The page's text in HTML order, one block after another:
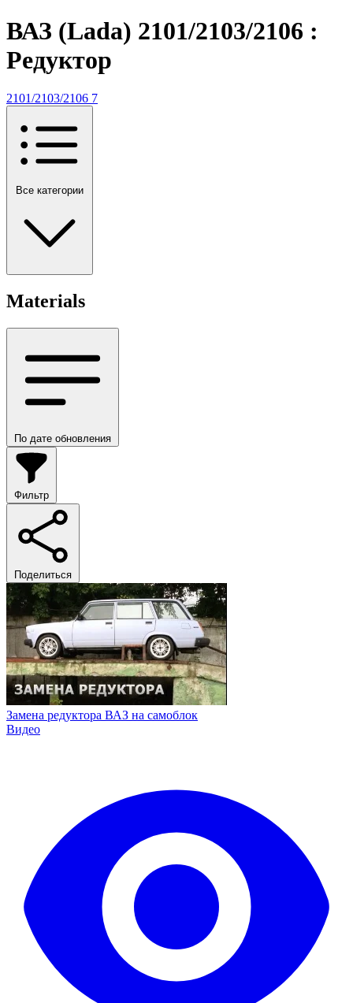
ВАЗ (Lada) 2101/2103/2106 :
Редуктор
2101/2103/2106 7
Все категории
Materials
По дате обновления
Фильтр
Поделиться
Замена редуктора ВАЗ на самоблок
Видео